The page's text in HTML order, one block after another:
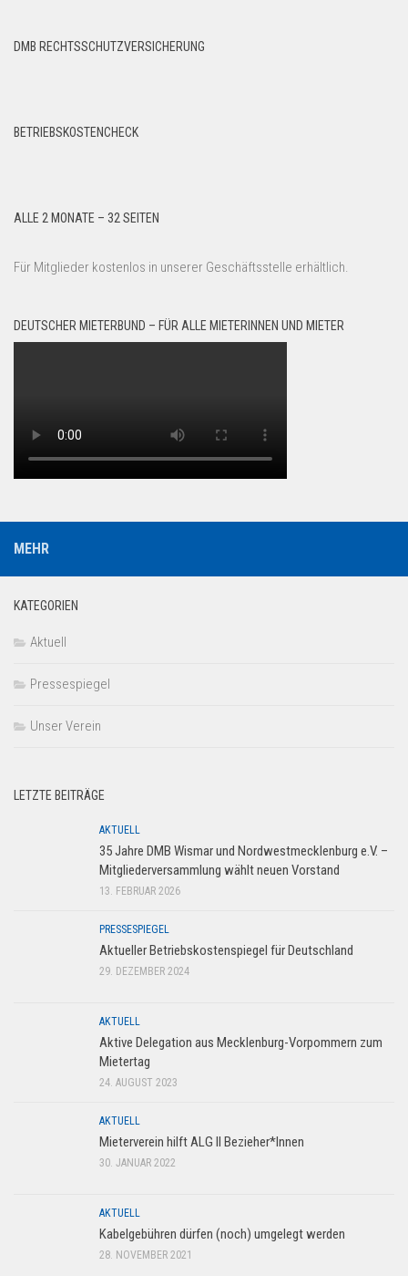
DMB RECHTSSCHUTZVERSICHERUNG
BETRIEBSKOSTENCHECK
ALLE 2 MONATE – 32 SEITEN
Für Mitglieder kostenlos in unserer Geschäftsstelle erhältlich.
DEUTSCHER MIETERBUND – FÜR ALLE MIETERINNEN UND MIETER
MEHR
KATEGORIEN
Aktuell
Pressespiegel
Unser Verein
LETZTE BEITRÄGE
AKTUELL
35 Jahre DMB Wismar und Nordwestmecklenburg e.V. –
Mitgliederversammlung wählt neuen Vorstand
13. FEBRUAR 2026
PRESSESPIEGEL
Aktueller Betriebskostenspiegel für Deutschland
29. DEZEMBER 2024
AKTUELL
Aktive Delegation aus Mecklenburg-Vorpommern zum
Mietertag
24. AUGUST 2023
AKTUELL
Mieterverein hilft ALG II Bezieher*Innen
30. JANUAR 2022
AKTUELL
Kabelgebühren dürfen (noch) umgelegt werden
28. NOVEMBER 2021